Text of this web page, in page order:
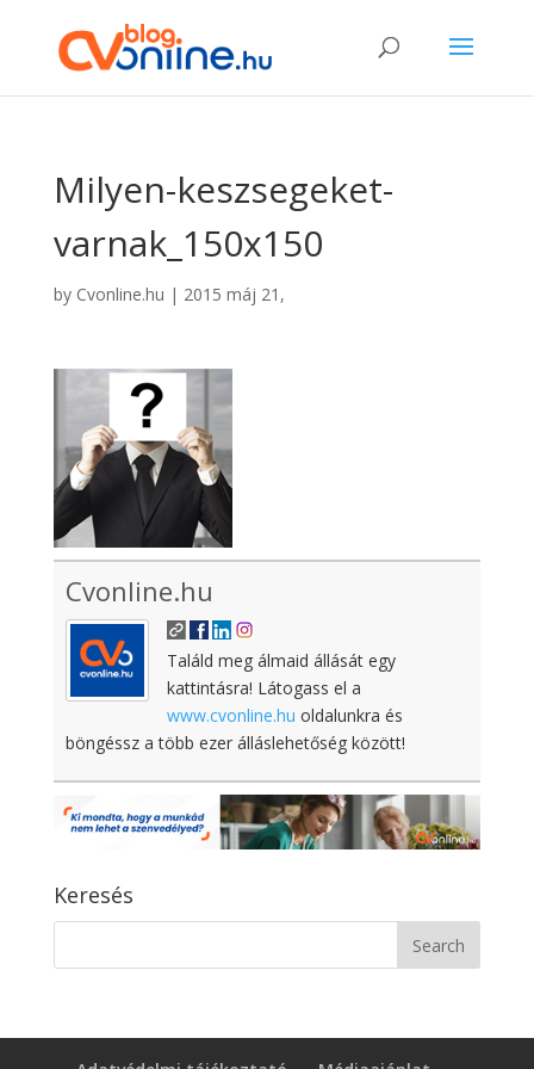
Milyen-keszsegeket-
varnak_150x150
by Cvonline.hu | 2015 máj 21,
Cvonline.hu
Találd meg álmaid állását egy
kattintásra! Látogass el a
www.cvonline.hu oldalunkra és
böngéssz a több ezer álláslehetőség között!
Keresés